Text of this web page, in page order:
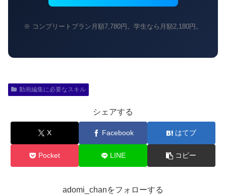
※ コンプリートプラン月額7,780円。学生なら月額2,180円。
動画編集に必要なスキル
シェアする
X Facebook はてブ
Pocket LINE コピー
adomi_chanをフォローする